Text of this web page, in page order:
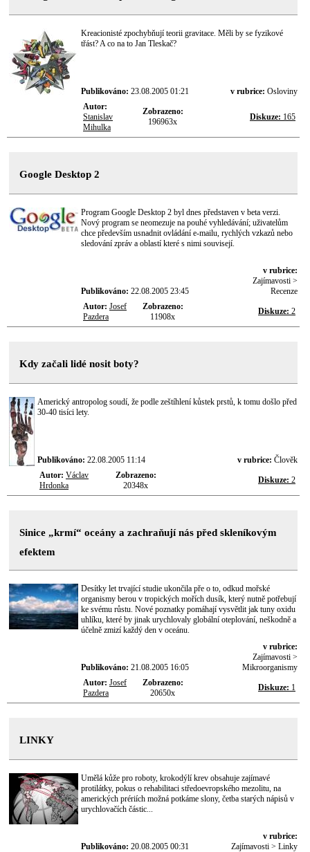
Kreacionisté zpochybňují teorii gravitace. Měli by se fyzikové
třást? A co na to Jan Tleskač?
Publikováno: 23.08.2005 01:21 v rubrice: Osloviny
Autor:
Stanislav
Mihulka
Zobrazeno:
196963x
Diskuze: 165
Google Desktop 2
Program Google Desktop 2 byl dnes představen v beta verzi.
Nový program se neomezuje na pouhé vyhledávání; uživatelům
chce především usnadnit ovládání e-mailu, rychlých vzkazů nebo
sledování zpráv a oblastí které s nimi souvisejí.
Publikováno: 22.08.2005 23:45
v rubrice:
Zajímavosti >
Recenze
Autor: Josef
Pazdera
Zobrazeno:
11908x
Diskuze: 2
Kdy začali lidé nosit boty?
Americký antropolog soudí, že podle zeštíhlení kůstek prstů, k tomu došlo před
30-40 tisíci lety.
Publikováno: 22.08.2005 11:14 v rubrice: Člověk
Autor: Václav
Hrdonka
Zobrazeno:
20348x
Diskuze: 2
Sinice „krmí“ oceány a zachraňují nás před skleníkovým
efektem
Desítky let trvající studie ukončila pře o to, odkud mořské
organismy berou v tropických mořích dusík, který nutně potřebují
ke svému růstu. Nové poznatky pomáhají vysvětlit jak tuny oxidu
uhlíku, které by jinak urychlovaly globální oteplování, neškodně a
účelně zmizí každý den v oceánu.
Publikováno: 21.08.2005 16:05
v rubrice:
Zajímavosti >
Mikroorganismy
Autor: Josef
Pazdera
Zobrazeno:
20650x
Diskuze: 1
LINKY
Umělá kůže pro roboty, krokodýlí krev obsahuje zajímavé
protilátky, pokus o rehabilitaci středoevropského mezolitu, na
amerických prériích možná potkáme slony, četba starých nápisů v
urychlovačích částic...
Publikováno: 20.08.2005 00:31
v rubrice:
Zajímavosti > Linky